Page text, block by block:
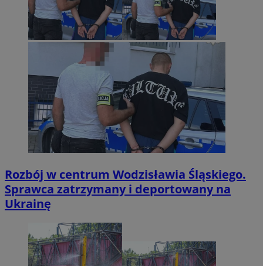
Rozbój w centrum Wodzisławia Śląskiego.
Sprawca zatrzymany i deportowany na
Ukrainę